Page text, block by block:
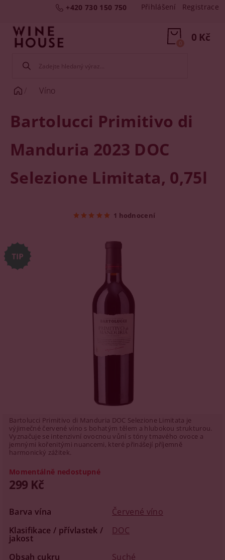
+420 730 150 750 Přihlášení Registrace
0 Kč
0
Víno
Bartolucci Primitivo di
Manduria 2023 DOC
Selezione Limitata, 0,75l
1 hodnocení
Bartolucci Primitivo di Manduria DOC Selezione Limitata je
výjimečné červené víno s bohatým tělem a hlubokou strukturou.
Vyznačuje se intenzivní ovocnou vůní s tóny tmavého ovoce a
jemnými kořenitými nuancemi, které přinášejí příjemně
harmonický zážitek.
Momentálně nedostupné
299 Kč
Barva vína
Červené víno
Klasifikace / přívlastek /
jakost
DOC
Obsah cukru
Suché